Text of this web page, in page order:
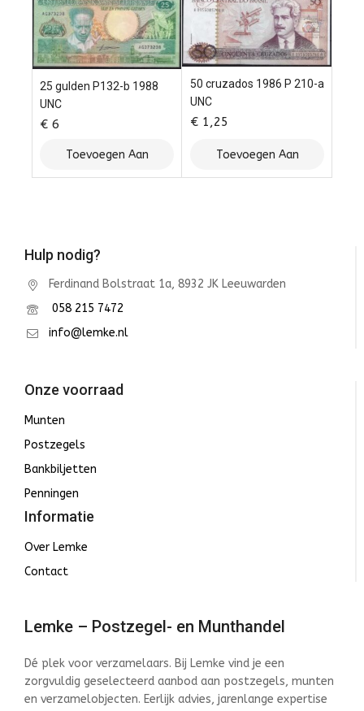
25 gulden P132-b 1988
UNC
€ 6
Toevoegen Aan
Winkelwagen
50 cruzados 1986 P 210-a
UNC
€ 1,25
Toevoegen Aan
Winkelwagen
Hulp nodig?
Ferdinand Bolstraat 1a, 8932 JK Leeuwarden
058 215 7472
info@lemke.nl
Onze voorraad
Munten
Postzegels
Bankbiljetten
Penningen
Informatie
Over Lemke
Contact
Lemke – Postzegel- en Munthandel
Dé plek voor verzamelaars. Bij Lemke vind je een
zorgvuldig geselecteerd aanbod aan postzegels, munten
en verzamelobjecten. Eerlijk advies, jarenlange expertise